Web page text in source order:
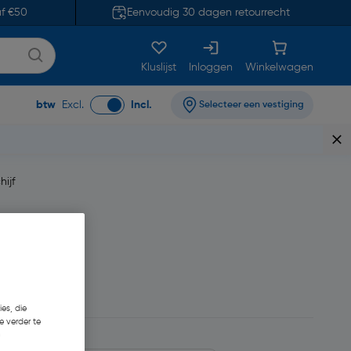
€50 Eenvoudig 30 dagen retourrecht
Kluslijst Inloggen Winkelwagen
btw Excl. Incl. Selecteer een vestiging
die
verder te